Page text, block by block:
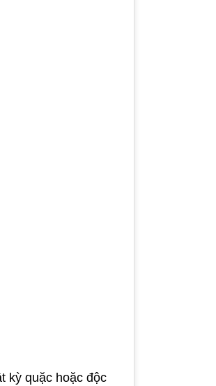
kỳ quặc hoặc độc